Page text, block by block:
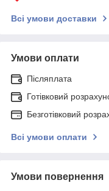
Всі умови доставки
Умови оплати
Післяплата
Готівковий
Безготівковий
Всі умови оплати
Умови повернення